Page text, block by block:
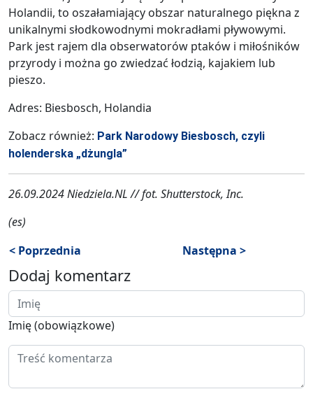
Holandii, to oszałamiający obszar naturalnego piękna z
unikalnymi słodkowodnymi mokradłami pływowymi.
Park jest rajem dla obserwatorów ptaków i miłośników
przyrody i można go zwiedzać łodzią, kajakiem lub
pieszo.
Adres: Biesbosch, Holandia
Zobacz również: Park Narodowy Biesbosch, czyli
holenderska „dżungla”
26.09.2024 Niedziela.NL // fot. Shutterstock, Inc.
(es)
< Poprzednia
Następna >
Dodaj komentarz
Imię (obowiązkowe)